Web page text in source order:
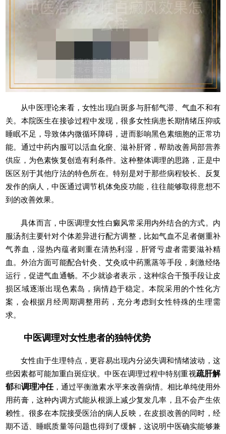
从中医理论来看，女性出现白斑多与肝郁气滞、气血不和有
关。本院医生在接诊过程中发现，很多女性病患长期情绪压抑或
睡眠不足，导致体内微循环障碍，进而影响黑色素细胞的正常功
能。通过中药内服可以活血化瘀、滋补肝肾，帮助改善局部营养
供应，为色素恢复创造有利条件。这种整体调理的思路，正是中
医区别于其他疗法的特色所在。特别是对于那些病程较长、反复
发作的病人，中医通过调节机体免疫功能，往往能够取得意想不
到的改善效果。
具体而言，中医调理女性白癜风常采用内外结合的方式。内
服汤剂主要针对个体差异进行配方调整，比如气血不足者侧重补
气养血，湿热内蕴者则重在清热利湿，肝肾亏虚者需要滋补精
血。外治方面可能配合针灸、艾灸或中药熏蒸等手段，刺激经络
运行，促进气血通畅。不少就诊者表示，这种综合干预手段让皮
损区域逐渐出现色素岛，病情趋于稳定。本院采用的个性化方
案，会根据月经周期调整用药，充分考虑到女性特殊的生理需
求。
中医调理对女性患者的独特优势
女性由于生理特点，更容易出现内分泌失调和情绪波动，这
些因素都可能加重白斑症状。中医在调理过程中特别重视疏肝解
郁和调理冲任，通过平衡激素水平来改善病情。相比单纯使用外
用药膏，这种内调方式能从根源上减少复发几率，且不会产生依
赖性。很多在本院接受医治的病人反映，在皮损改善的同时，经
期不适、睡眠质量等问题也得到了缓解，这说明中医确实能够兼